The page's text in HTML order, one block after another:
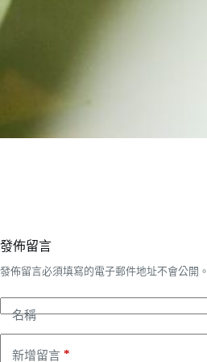
發佈留言
發佈留言必須填寫的電子郵件地址不會公開。
名稱
新增留言 *